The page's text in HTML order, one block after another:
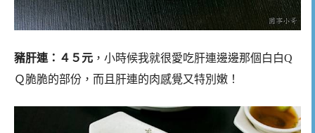
豬肝連：４５元 ，小時候我就很愛吃肝連邊邊那個白白Q
Ｑ脆脆的部份，而且肝連的肉感覺又特別嫩！